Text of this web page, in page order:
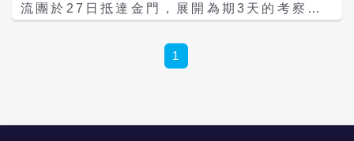
流團於27日抵達金門，展開為期3天的考察行
程，成為政策開放後首個上海團體訪客。雙方
廈門與金門三地資源，帶動小三通旅遊市場。
根據金門縣政府觀光處資料，上海踩線團28日
1